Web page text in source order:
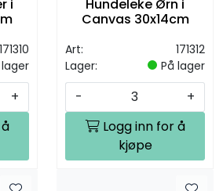
i
171310
lager
+
Hundeleke Ørn i
Canvas 30x14cm
Art:
171312
Lager:
På lager
-
+
Logg inn for å
kjøpe